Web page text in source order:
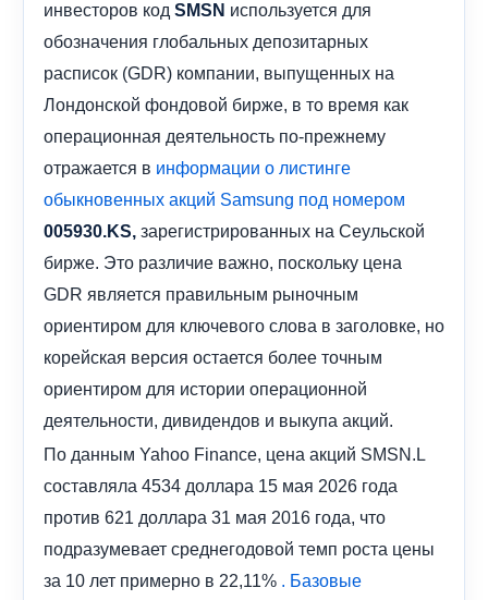
инвесторов код SMSN используется для
обозначения глобальных депозитарных
расписок (GDR) компании, выпущенных на
Лондонской фондовой бирже, в то время как
операционная деятельность по-прежнему
отражается в информации о листинге
обыкновенных акций Samsung под номером
005930.KS, зарегистрированных на Сеульской
бирже. Это различие важно, поскольку цена
GDR является правильным рыночным
ориентиром для ключевого слова в заголовке, но
корейская версия остается более точным
ориентиром для истории операционной
деятельности, дивидендов и выкупа акций.
По данным Yahoo Finance, цена акций SMSN.L
составляла 4534 доллара 15 мая 2026 года
против 621 доллара 31 мая 2016 года, что
подразумевает среднегодовой темп роста цены
за 10 лет примерно в 22,11% . Базовые